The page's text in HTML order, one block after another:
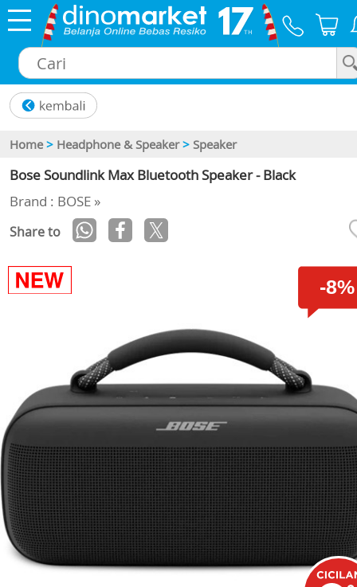
Home > Headphone & Speaker > Speaker
Bose Soundlink Max Bluetooth Speaker - Black
Brand : BOSE »
Share to
-8%